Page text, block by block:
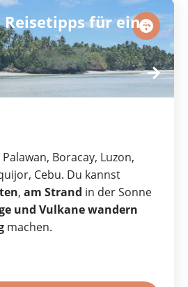
Reisetipps für eine
Boracay, Luzon,
Cebu. Du kannst
, am Strand in der Sonne
und Vulkane wandern
machen.